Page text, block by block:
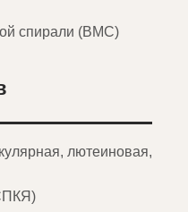
спирали (ВМС)
лютеиновая,